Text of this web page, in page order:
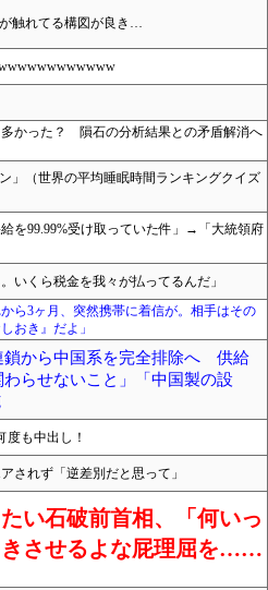
触れてる構図が良き…
多かった？ 隕石の分析結果との矛盾解消へ
」（世界の平均睡眠時間ランキングクイズ
を99.99%受け取っていた件」→「大統領府
いくら税金を我々が払ってるんだ」
ら3ヶ月、突然携帯に着信が。相手はその
おき』だよ」
鎖から中国系を完全排除へ 供給
らせないこと」「中国製の設
も中出し！
されず「逆差別だと思って」
い石破前首相、「何いっ
きさせるよな屁理屈を……